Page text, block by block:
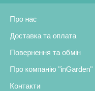
Про нас
Доставка та оплата
Повернення та обмін
Про компанію "inGarden"
Контакти